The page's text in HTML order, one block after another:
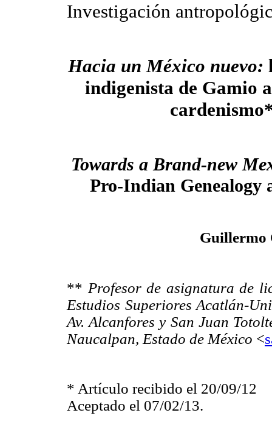
Investigación
Hacia un México nuevo:
indigenista de Gamio
Towards a Brand-new
Pro-Indian Genealogy
Guillermo
** Profesor de asignatura de
Estudios Superiores Acatlán-
Av. Alcanfores y San Juan
Naucalpan, Estado de México <
* Artículo recibido el 20/09/12
Aceptado el 07/02/13.